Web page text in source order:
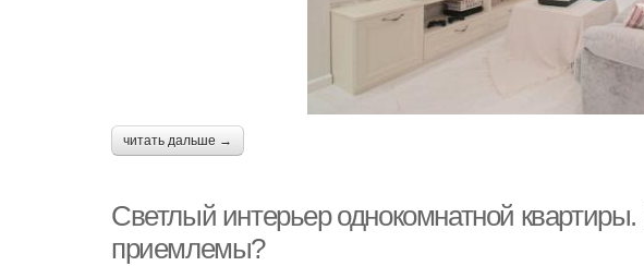
читать дальше →
Светлый интерьер однокомнатной
приемлемы?